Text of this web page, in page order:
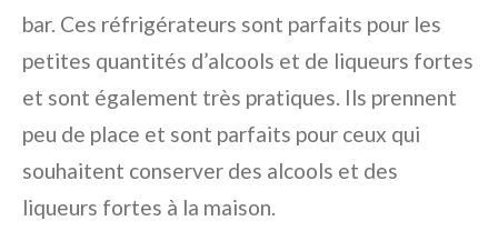
bar. Ces réfrigérateurs sont parfaits pour les
petites quantités d’alcools et de liqueurs fortes
et sont également très pratiques. Ils prennent
peu de place et sont parfaits pour ceux qui
souhaitent conserver des alcools et des
liqueurs fortes à la maison.